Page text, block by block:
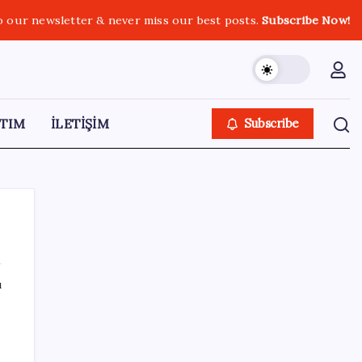
our newsletter & never miss our best posts.Subscribe Now!
İLETİŞİM Subscribe